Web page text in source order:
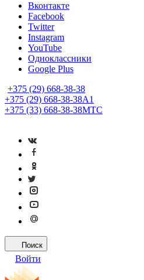
Вконтакте
Facebook
Twitter
Instagram
YouTube
Одноклассники
Google Plus
+375 (29) 668-38-38
+375 (29) 668-38-38A1
+375 (33) 668-38-38МТС
Поиск
Войти